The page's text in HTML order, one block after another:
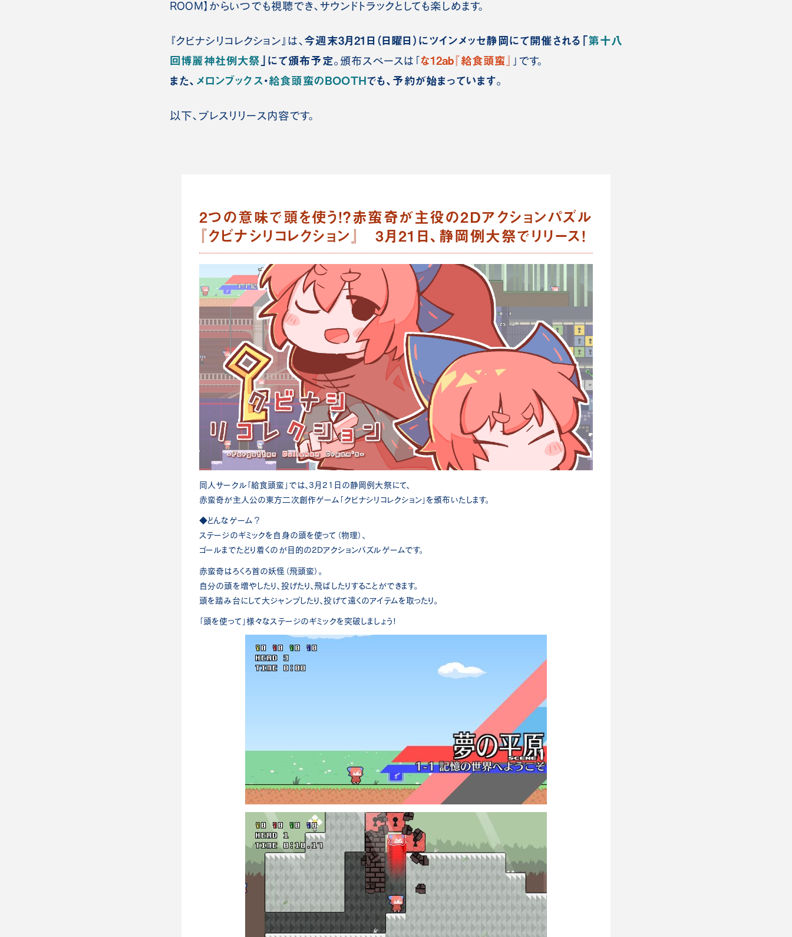
ROOM】からいつでも視聴でき、サウンドトラックとしても楽しめます。
『クビナシリコレクション』は、 今週末3月21日（日曜日）にツインメッセ静岡にて開催される「第十八
回博麗神社例大祭 」にて頒布予定。 頒布スペースは「な12ab『給食頭蛮』 」です。
また、 メロンブックス・給食頭蛮のBOOTHでも、予約が始まっています。
以下、プレスリリース内容です。
2つの意味で頭を使う！？赤蛮奇が主役の2Dアクションパズル
『クビナシリコレクション』 3月21日、静岡例大祭でリリース！
同人サークル「給食頭蛮」では、3月21日の静岡例大祭にて、
赤蛮奇が主人公の東方二次創作ゲーム「クビナシリコレクション」を頒布いたします。
◆どんなゲーム？
ステージのギミックを自身の頭を使って（物理）、
ゴールまでたどり着くのが目的の2Dアクションパズルゲームです。
赤蛮奇はろくろ首の妖怪（飛頭蛮）。
自分の頭を増やしたり、投げたり、飛ばしたりすることができます。
頭を踏み台にして大ジャンプしたり、投げて遠くのアイテムを取ったり。
「頭を使って」様々なステージのギミックを突破しましょう!